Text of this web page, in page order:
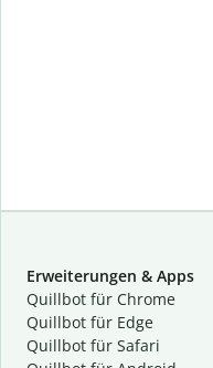
Erweiterungen & Apps
Quillbot für Chrome
Quillbot für Edge
Quillbot für Safari